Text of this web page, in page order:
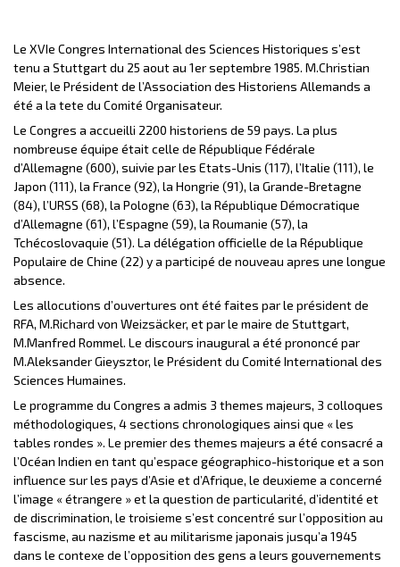
Le XVIe Congres International des Sciences Historiques s’est
tenu a Stuttgart du 25 aout au 1er septembre 1985. M.Christian
Meier, le Président de l’Association des Historiens Allemands a
été a la tete du Comité Organisateur.
Le Congres a accueilli 2200 historiens de 59 pays. La plus
nombreuse équipe était celle de République Fédérale
d’Allemagne (600), suivie par les Etats-Unis (117), l’Italie (111), le
Japon (111), la France (92), la Hongrie (91), la Grande-Bretagne
(84), l’URSS (68), la Pologne (63), la République Démocratique
d’Allemagne (61), l’Espagne (59), la Roumanie (57), la
Tchécoslovaquie (51). La délégation officielle de la République
Populaire de Chine (22) y a participé de nouveau apres une longue
absence.
Les allocutions d’ouvertures ont été faites par le président de
RFA, M.Richard von Weizsäcker, et par le maire de Stuttgart,
M.Manfred Rommel. Le discours inaugural a été prononcé par
M.Aleksander Gieysztor, le Président du Comité International des
Sciences Humaines.
Le programme du Congres a admis 3 themes majeurs, 3 colloques
méthodologiques, 4 sections chronologiques ainsi que « les
tables rondes ». Le premier des themes majeurs a été consacré a
l’Océan Indien en tant qu’espace géographico-historique et a son
influence sur les pays d’Asie et d’Afrique, le deuxieme a concerné
l’image « étrangere » et la question de particularité, d’identité et
de discrimination, le troisieme s’est concentré sur l’opposition au
fascisme, au nazisme et au militarisme japonais jusqu’a 1945
dans le contexe de l’opposition des gens a leurs gouvernements